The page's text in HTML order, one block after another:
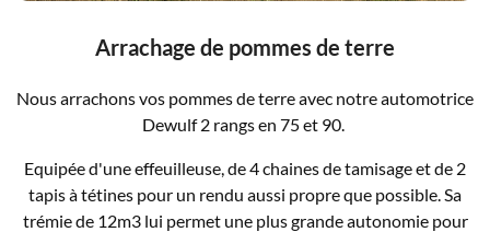
Arrachage de pommes de terre
Nous arrachons vos pommes de terre avec notre automotrice
Dewulf 2 rangs en 75 et 90.
Equipée d'une effeuilleuse, de 4 chaines de tamisage et de 2
tapis à tétines pour un rendu aussi propre que possible. Sa
trémie de 12m3 lui permet une plus grande autonomie pour